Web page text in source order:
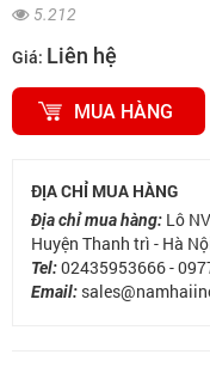
5.212
Giá: Liên hệ
MUA HÀNG
ĐỊA CHỈ MUA HÀNG
Địa chỉ mua hàng: Lô
Huyện Thanh trì - Hà
Tel:02435953666 -
Email: